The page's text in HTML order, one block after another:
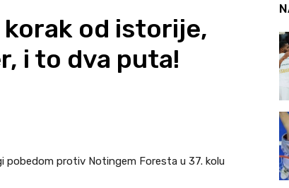
od istorije,
i to dva puta!
pobedom protiv Notingem Foresta u 37. kolu